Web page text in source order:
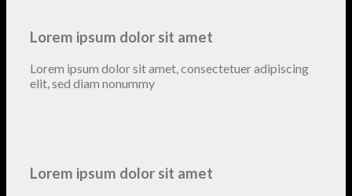
Lorem ipsum dolor sit amet
Lorem ipsum dolor sit amet, consectetuer adipiscing
elit, sed diam nonummy
Lorem ipsum dolor sit amet